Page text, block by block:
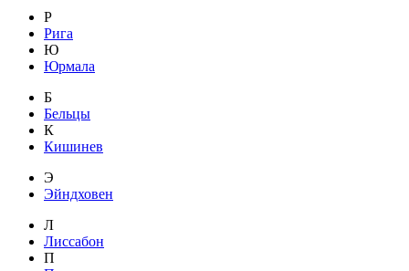
Р
Рига
Ю
Юрмала
Б
Бельцы
К
Кишинев
Э
Эйндховен
Л
Лиссабон
П